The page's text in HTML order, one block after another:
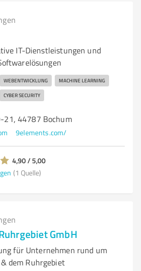
IT-Dienstleistungen und
WEBENTWICKLUNG MACHINE LEARNING
CYBER SECURITY
21, 44787 Bochum
9elements.com/
4,90 / 5,00
(1 Quelle)
GmbH
für Unternehmen rund um
dem Ruhrgebiet